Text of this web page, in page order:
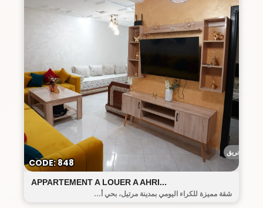
أحريق
APPARTEMENT A LOUER A AHRI...
شقة مميزة للكراء اليومي بمدينة مرتيل، بحي أ...
CODE: 848